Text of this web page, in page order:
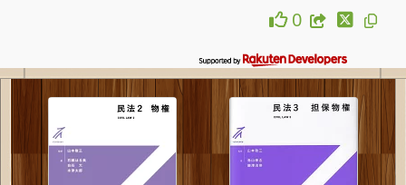
0